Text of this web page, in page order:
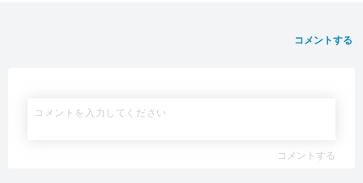
コメントする
コメントする